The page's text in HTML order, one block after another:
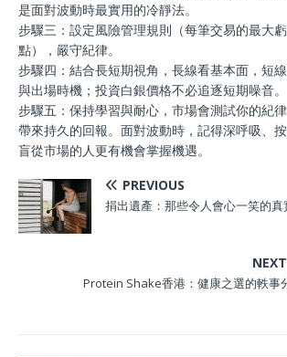
是面對波動時最實用的冷靜法。
步驟三：設定風險管理規則（每筆交易的最大
點），嚴守紀律。
步驟四：結合長短期視角，長線看基本面，短
與出場時機；投資白銀價格不必追逐短期噪音。
步驟五：保持學習與耐心，市場會測試你的紀
帶來持久的回報。面對波動時，記得深呼吸、
盲從市場的人更有機會掌握機遇。
PREVIOUS
捐出遺產：那些令人會心一笑的真
NEXT
Protein Shake香港：健康之選的軼事